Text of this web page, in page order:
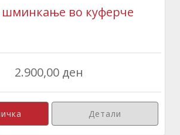
шминкање во куферче
2.900,00 ден
Детали